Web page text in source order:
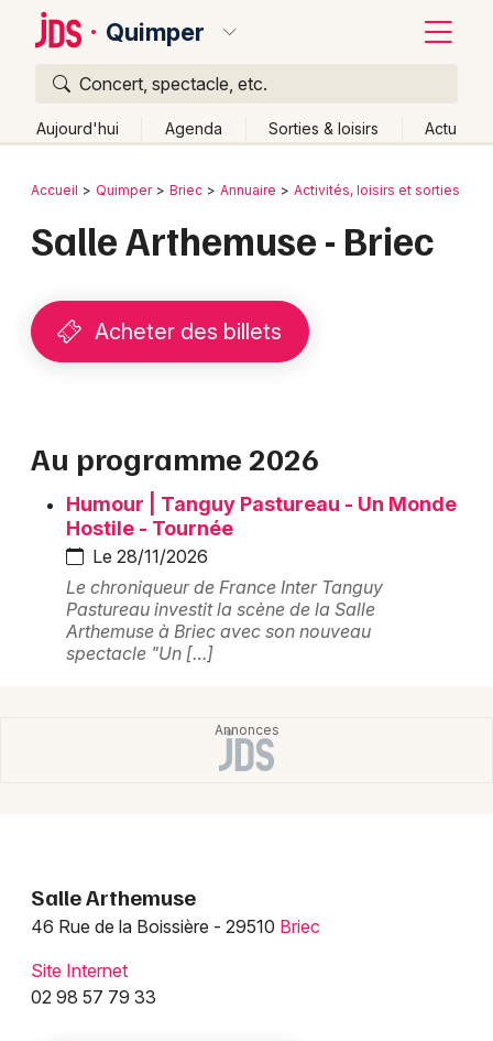
Quimper
Concert, spectacle, etc.
Aujourd'hui Agenda Sorties & loisirs Actu
Publier un événement
Grands événements
Spectacles
Concerts
Sports
Salle de concert, spectacle dans le Finistère
Salle de concert, spectacle en Bretagne
Bordeaux
Lille
Lyon
Mulhouse
Montpellier
Nantes
Nice
Paris
Retour
Accueil Quimper Briec Annuaire Activités, loisirs et sorties
Salle Arthemuse - Briec
Acheter des billets
Au programme 2026
Humour | Tanguy Pastureau - Un Monde
Hostile - Tournée
Le 28/11/2026
Le chroniqueur de France Inter Tanguy
Pastureau investit la scène de la Salle
Arthemuse à Briec avec son nouveau
spectacle "Un […]
Salle Arthemuse
46 Rue de la Boissière - 29510 Briec
Site Internet
02 98 57 79 33
Quoi ?
Où ?
Partout
Près de moi Changer de lieu
Aujourd'hui
Demain Ce week-end